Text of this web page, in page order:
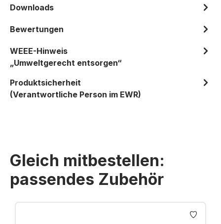
Downloads
Bewertungen
WEEE-Hinweis
„Umweltgerecht entsorgen“
Produktsicherheit
(Verantwortliche Person im EWR)
Gleich mitbestellen:
passendes Zubehör
Produktgalerie überspringen